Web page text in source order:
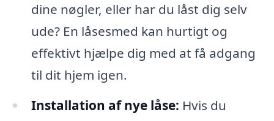
dine nøgler, eller har du låst dig selv
ude? En låsesmed kan hurtigt og
effektivt hjælpe dig med at få adgang
til dit hjem igen.
Installation af nye låse: Hvis du